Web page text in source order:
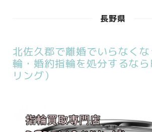
長野県
北佐久郡で離婚でいらなく
輪・婚約指輪を処分するなら
リング）